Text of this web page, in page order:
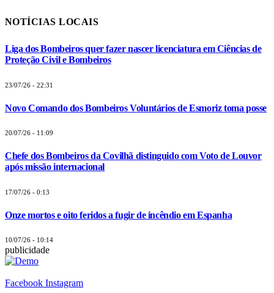
NOTÍCIAS LOCAIS
Liga dos Bombeiros quer fazer nascer licenciatura em Ciências de
Proteção Civil e Bombeiros
23/07/26 - 22:31
Novo Comando dos Bombeiros Voluntários de Esmoriz toma posse
20/07/26 - 11:09
Chefe dos Bombeiros da Covilhã distinguido com Voto de Louvor
após missão internacional
17/07/26 - 0:13
Onze mortos e oito feridos a fugir de incêndio em Espanha
10/07/26 - 10:14
publicidade
Facebook Instagram